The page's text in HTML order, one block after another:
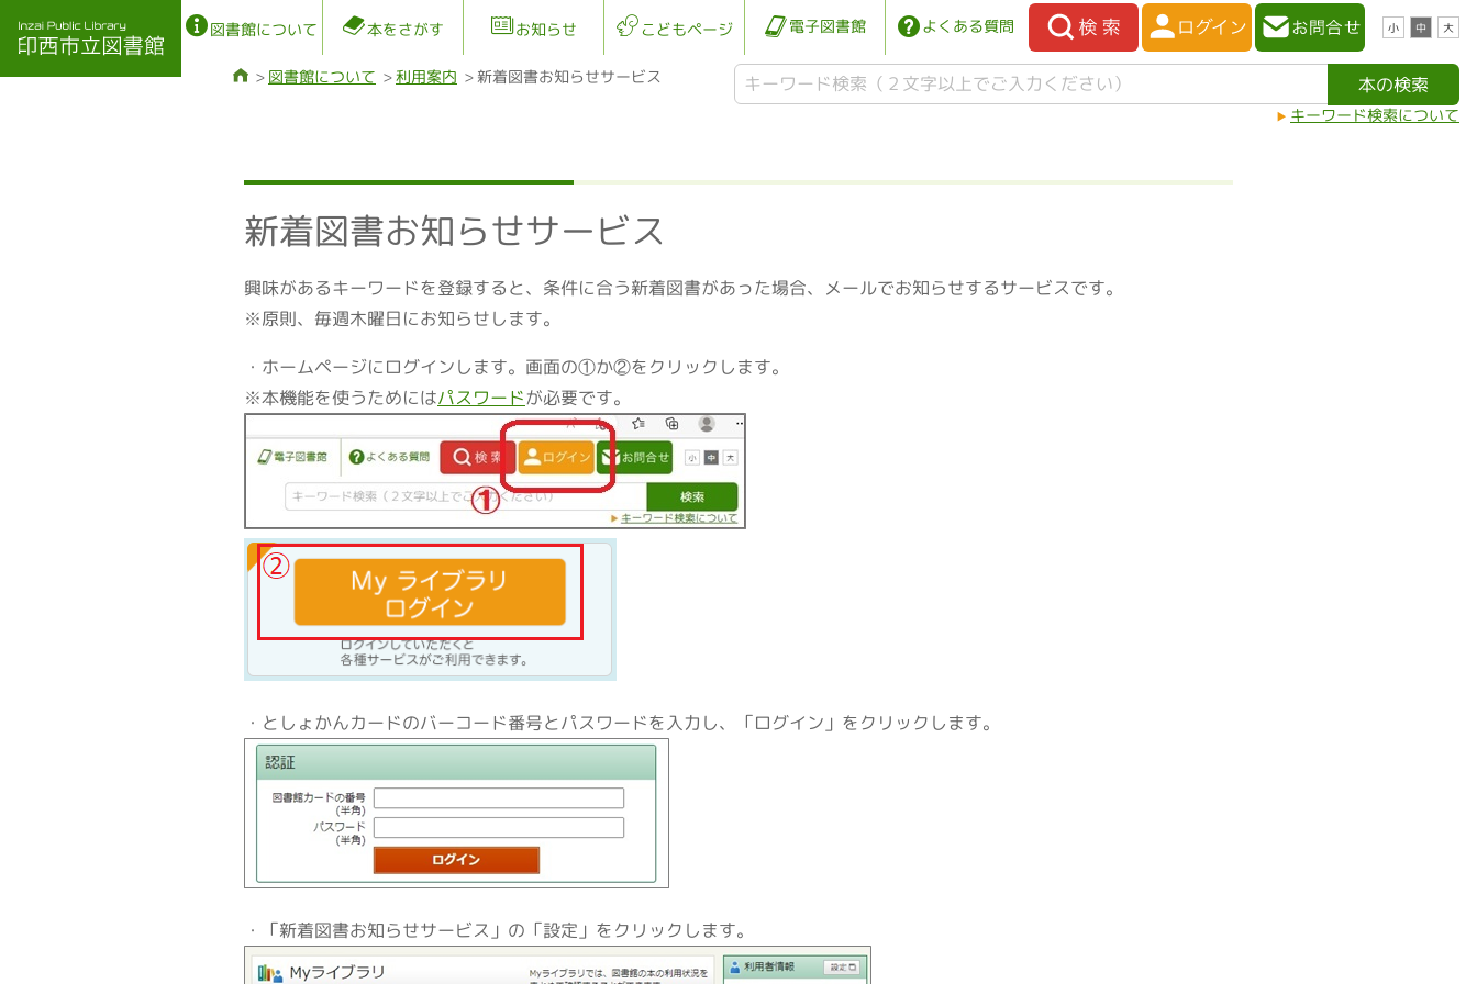
図書館について 本をさがす お知らせ こどもページ 電子図書館 よくある質問 小 中 大
図書館について 利用案内
新着図書お知らせサービス
キーワード検索について
新着図書お知らせサービス
興味があるキーワードを登録すると、条件に合う新着図書があった場合、メールでお知らせするサービスです。
※原則、毎週木曜日にお知らせします。
・ホームページにログインします。画面の①か②をクリックします。
※本機能を使うためにはパスワードが必要です。
・としょかんカードのバーコード番号とパスワードを入力し、「ログイン」をクリックします。
・「新着図書お知らせサービス」の「設定」をクリックします。